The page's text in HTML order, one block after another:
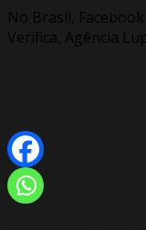
No Brasil,
Verifica, Agência